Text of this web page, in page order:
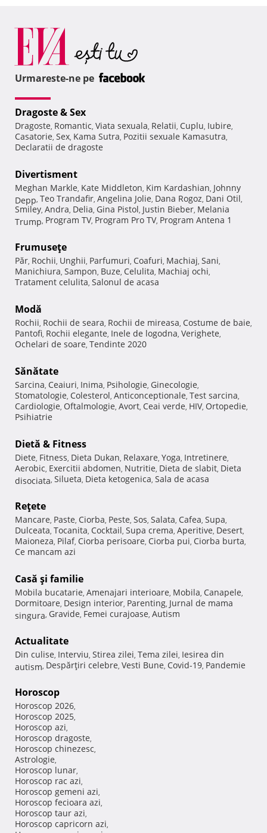
Urmareste-ne pe
Dragoste & Sex
Dragoste, Romantic, Viata sexuala, Relatii, Cuplu, Iubire,
Casatorie, Sex, Kama Sutra, Pozitii sexuale Kamasutra,
Declaratii de dragoste
Divertisment
Meghan Markle, Kate Middleton, Kim Kardashian, Johnny
Depp, Teo Trandafir, Angelina Jolie, Dana Rogoz, Dani Otil,
Smiley, Andra, Delia, Gina Pistol, Justin Bieber, Melania
Trump, Program TV, Program Pro TV, Program Antena 1
Frumuseţe
Păr, Rochii, Unghii, Parfumuri, Coafuri, Machiaj, Sani,
Manichiura, Sampon, Buze, Celulita, Machiaj ochi,
Tratament celulita, Salonul de acasa
Modă
Rochii, Rochii de seara, Rochii de mireasa, Costume de baie,
Pantofi, Rochii elegante, Inele de logodna, Verighete,
Ochelari de soare, Tendinte 2020
Sănătate
Sarcina, Ceaiuri, Inima, Psihologie, Ginecologie,
Stomatologie, Colesterol, Anticonceptionale, Test sarcina,
Cardiologie, Oftalmologie, Avort, Ceai verde, HIV, Ortopedie,
Psihiatrie
Dietă & Fitness
Diete, Fitness, Dieta Dukan, Relaxare, Yoga, Intretinere,
Aerobic, Exercitii abdomen, Nutritie, Dieta de slabit, Dieta
disociata, Silueta, Dieta ketogenica, Sala de acasa
Reţete
Mancare, Paste, Ciorba, Peste, Sos, Salata, Cafea, Supa,
Dulceata, Tocanita, Cocktail, Supa crema, Aperitive, Desert,
Maioneza, Pilaf, Ciorba perisoare, Ciorba pui, Ciorba burta,
Ce mancam azi
Casă şi familie
Mobila bucatarie, Amenajari interioare, Mobila, Canapele,
Dormitoare, Design interior, Parenting, Jurnal de mama
singura, Gravide, Femei curajoase, Autism
Actualitate
Din culise, Interviu, Stirea zilei, Tema zilei, Iesirea din
autism, Despărţiri celebre, Vesti Bune, Covid-19, Pandemie
Horoscop
Horoscop 2026,
Horoscop 2025,
Horoscop azi,
Horoscop dragoste,
Horoscop chinezesc,
Astrologie,
Horoscop lunar,
Horoscop rac azi,
Horoscop gemeni azi,
Horoscop fecioara azi,
Horoscop taur azi,
Horoscop capricorn azi,